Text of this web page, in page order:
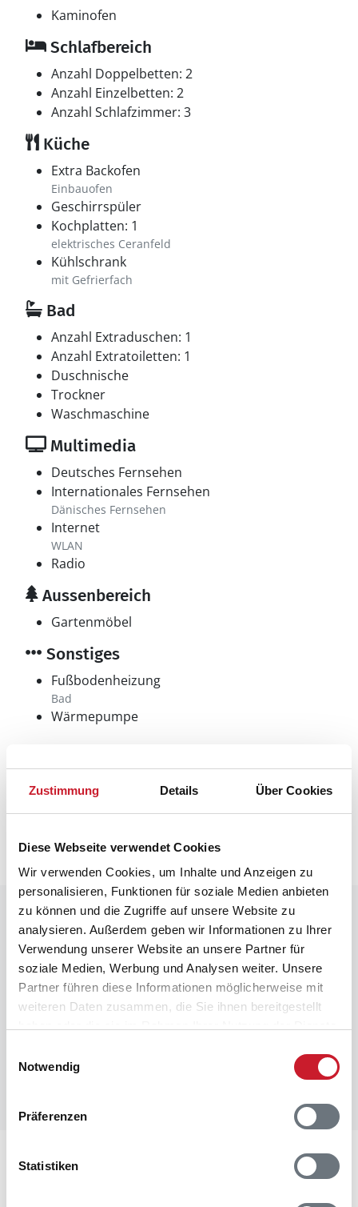
Zustimmung Details Über Cookies
Diese Webseite verwendet Cookies
Wir verwenden Cookies, um Inhalte und Anzeigen zu
personalisieren, Funktionen für soziale Medien anbieten
zu können und die Zugriffe auf unsere Website zu
analysieren. Außerdem geben wir Informationen zu Ihrer
Verwendung unserer Website an unsere Partner für
soziale Medien, Werbung und Analysen weiter. Unsere
Partner führen diese Informationen möglicherweise mit
weiteren Daten zusammen, die Sie ihnen bereitgestellt
Notwendig
Präferenzen
Statistiken
Kaminofen
Schlafbereich
Anzahl Doppelbetten: 2
Anzahl Einzelbetten: 2
Anzahl Schlafzimmer: 3
Küche
Extra Backofen
Einbauofen
Geschirrspüler
Kochplatten: 1
elektrisches Ceranfeld
Kühlschrank
mit Gefrierfach
Bad
Anzahl Extraduschen: 1
Anzahl Extratoiletten: 1
Duschnische
Trockner
Waschmaschine
Multimedia
Deutsches Fernsehen
Internationales Fernsehen
Dänisches Fernsehen
Internet
WLAN
Radio
Aussenbereich
Gartenmöbel
Sonstiges
Fußbodenheizung
Bad
Wärmepumpe
Neben- und Verbrauchskosten
Raumaufteilung
Lageplan